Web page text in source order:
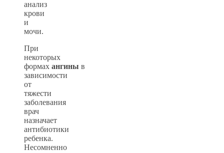
анализ
крови
и
мочи.
При
некоторых
формах ангины в
зависимости
от
тяжести
заболевания
врач
назначает
антибиотики
ребенка.
Несомненно